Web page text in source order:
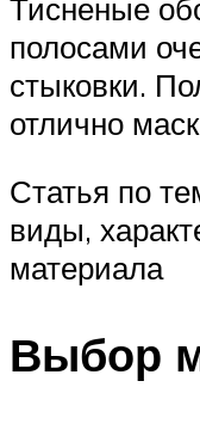
Тисненые
полосами
стыковки.
отлично
Статья по
виды,
материала
Выбор